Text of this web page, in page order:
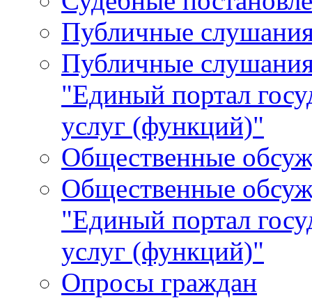
Публичные
Публичные
"Единый портал
услуг (функций)"
Общественные
Общественные
"Единый портал
услуг (функций)"
Опросы граждан